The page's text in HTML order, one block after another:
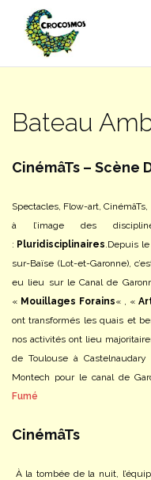
contenu
Bateau
CinémâTs – Scène
Spectacles, Flow-art,
à l’image des
: Pluridisciplinaires.Depuis
sur-Baïse (Lot-et-Garonne),
eu lieu sur le Canal de
« Mouillages Forains« , «
ont transformés les quais et
nos activités ont lieu
de Toulouse à
Montech pour le canal de
Fumé
CinémâTs
À la tombée de la nuit,